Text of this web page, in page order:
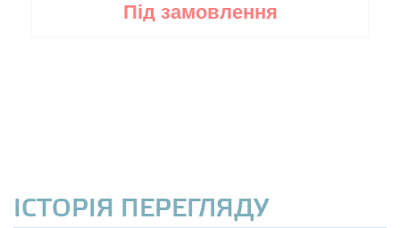
Під замовлення
ІСТОРІЯ ПЕРЕГЛЯДУ